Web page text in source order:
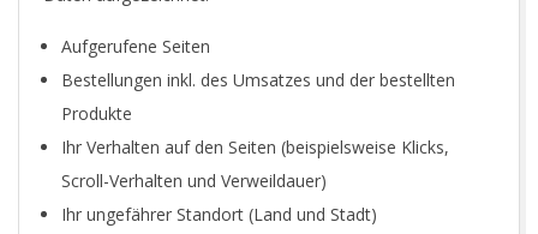
Aufgerufene Seiten
Bestellungen inkl. des Umsatzes und der bestellten
Produkte
Ihr Verhalten auf den Seiten (beispielsweise Klicks,
Scroll-Verhalten und Verweildauer)
Ihr ungefährer Standort (Land und Stadt)